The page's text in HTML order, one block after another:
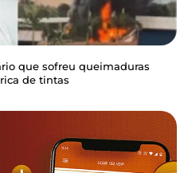
que sofreu queimaduras
de tintas